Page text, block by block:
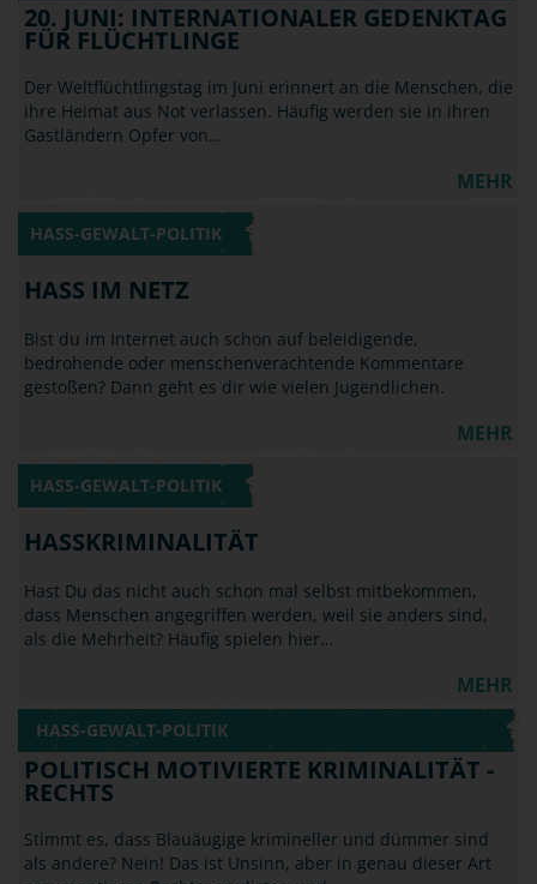
20. JUNI: INTERNATIONALER GEDENKTAG
FÜR FLÜCHTLINGE
Der Weltflüchtlingstag im Juni erinnert an die Menschen, die
ihre Heimat aus Not verlassen. Häufig werden sie in ihren
Gastländern Opfer von…
MEHR
HASS-GEWALT-POLITIK
HASS IM NETZ
Bist du im Internet auch schon auf beleidigende,
bedrohende oder menschenverachtende Kommentare
gestoßen? Dann geht es dir wie vielen Jugendlichen.
MEHR
HASS-GEWALT-POLITIK
HASSKRIMINALITÄT
Hast Du das nicht auch schon mal selbst mitbekommen,
dass Menschen angegriffen werden, weil sie anders sind,
als die Mehrheit? Häufig spielen hier…
MEHR
HASS-GEWALT-POLITIK
POLITISCH MOTIVIERTE KRIMINALITÄT -
RECHTS
Stimmt es, dass Blauäugige krimineller und dümmer sind
als andere? Nein! Das ist Unsinn, aber in genau dieser Art